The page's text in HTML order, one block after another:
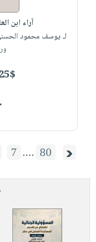
آراء ابن
لـ يوسف محمود
7 .... 80